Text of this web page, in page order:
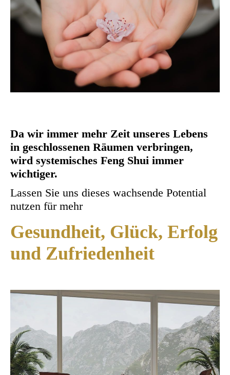
Da wir immer mehr Zeit unseres Lebens
in geschlossenen Räumen verbringen,
wird systemisches Feng Shui immer
wichtiger.
Lassen Sie uns dieses wachsende Potential
nutzen für mehr
Gesundheit, Glück, Erfolg
und Zufriedenheit